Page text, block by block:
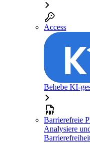
Access
Behebe KI-
Barrierefreie
Analysiere